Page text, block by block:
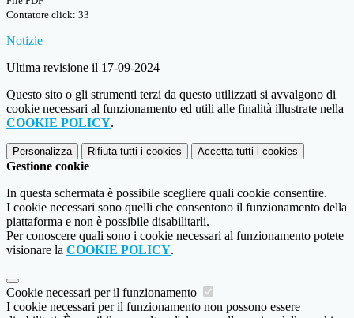
Contatore click: 33
Notizie
Ultima revisione il 17-09-2024
Questo sito o gli strumenti terzi da questo utilizzati si avvalgono di
cookie necessari al funzionamento ed utili alle finalità illustrate nella
COOKIE POLICY.
Personalizza Rifiuta tutti i cookies Accetta tutti i cookies
Gestione cookie
In questa schermata è possibile scegliere quali cookie consentire.
I cookie necessari sono quelli che consentono il funzionamento della
piattaforma e non è possibile disabilitarli.
Per conoscere quali sono i cookie necessari al funzionamento potete
visionare la COOKIE POLICY.
Cookie necessari per il funzionamento
I cookie necessari per il funzionamento non possono essere